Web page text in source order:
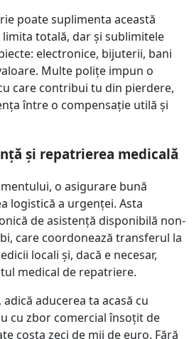
poate suplimenta această
totală, dar și sublimitele
electronice, bijuterii, bani
Multe polițe impun o
care contribui tu din pierdere,
între o compensație utilă și
și repatrierea medicală
o asigurare bună
logistică a urgenței. Asta
de asistență disponibilă non-
care coordonează transferul la
locali și, dacă e necesar,
medical de repatriere.
aducerea ta acasă cu
cu zbor comercial însoțit de
costa zeci de mii de euro. Fără